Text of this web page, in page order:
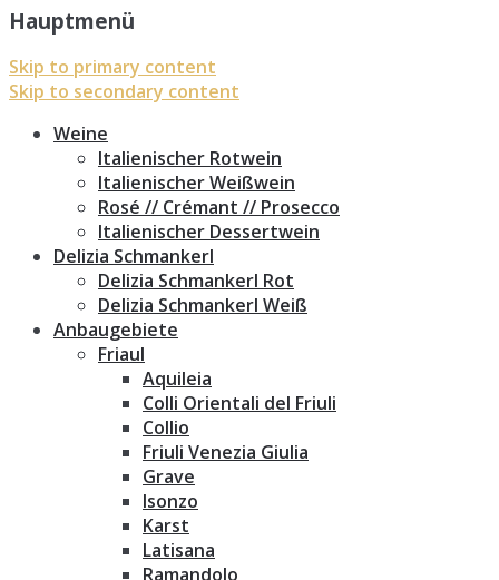
Hauptmenü
Skip to primary content
Skip to secondary content
Weine
Italienischer Rotwein
Italienischer Weißwein
Rosé // Crémant // Prosecco
Italienischer Dessertwein
Delizia Schmankerl
Delizia Schmankerl Rot
Delizia Schmankerl Weiß
Anbaugebiete
Friaul
Aquileia
Colli Orientali del Friuli
Collio
Friuli Venezia Giulia
Grave
Isonzo
Karst
Latisana
Ramandolo